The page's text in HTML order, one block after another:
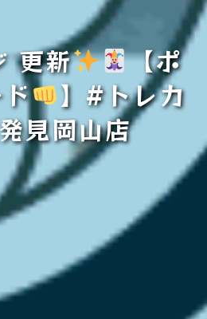
更新
【ポ
】#トレカ
見岡山店